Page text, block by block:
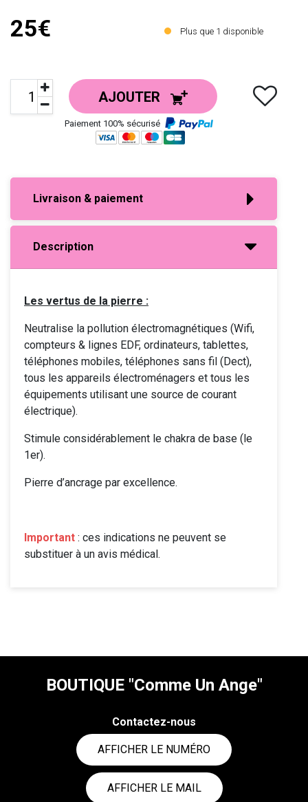
25€ Plus que 1 disponible
AJOUTER
Paiement 100% sécurisé
Livraison & paiement
Description
Les vertus de la pierre :
Neutralise la pollution électromagnétiques (Wifi,
compteurs & lignes EDF, ordinateurs, tablettes,
téléphones mobiles, téléphones sans fil (Dect),
tous les appareils électroménagers et tous les
équipements utilisant une source de courant
électrique).
Stimule considérablement le chakra de base (le
1er).
Pierre d’ancrage par excellence.
Important : ces indications ne peuvent se
substituer à un avis médical.
BOUTIQUE "Comme Un Ange"
Contactez-nous
AFFICHER LE NUMÉRO
AFFICHER LE MAIL